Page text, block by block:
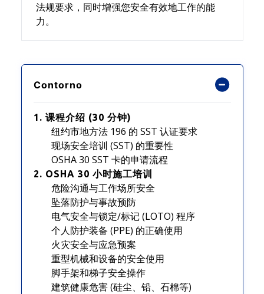
法规要求，同时增强您安全有效地工作的能
力。
Contorno
1. 课程介绍 (30 分钟)
纽约市地方法 196 的 SST 认证要求
现场安全培训 (SST) 的重要性
OSHA 30 SST 卡的申请流程
2. OSHA 30 小时施工培训
危险沟通与工作场所安全
坠落防护与事故预防
电气安全与锁定/标记 (LOTO) 程序
个人防护装备 (PPE) 的正确使用
火灾安全与应急预案
重型机械和设备的安全使用
脚手架和梯子安全操作
建筑健康危害 (硅尘、铅、石棉等)